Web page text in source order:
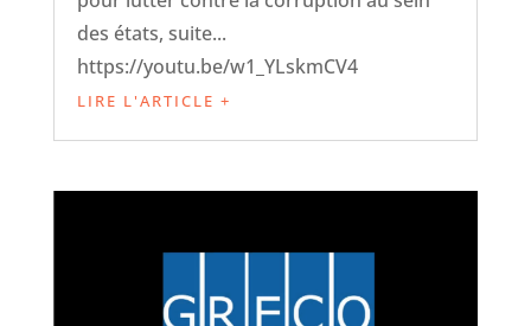
des états, suite...
https://youtu.be/w1_YLskmCV4
LIRE L'ARTICLE +